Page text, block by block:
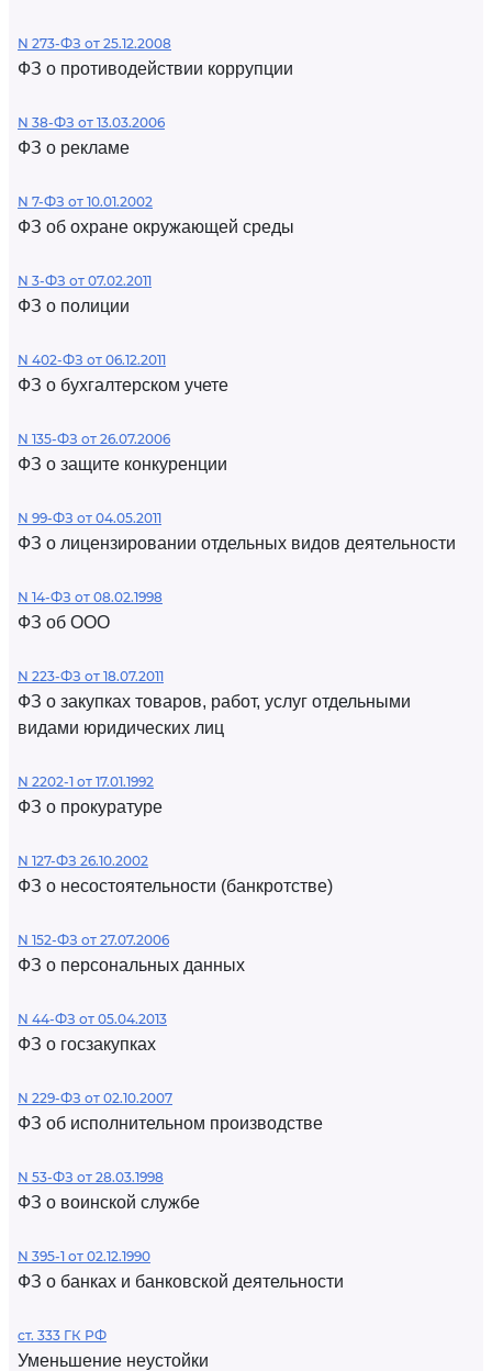
N 273-ФЗ от 25.12.2008
ФЗ о противодействии коррупции
N 38-ФЗ от 13.03.2006
ФЗ о рекламе
N 7-ФЗ от 10.01.2002
ФЗ об охране окружающей среды
N 3-ФЗ от 07.02.2011
ФЗ о полиции
N 402-ФЗ от 06.12.2011
ФЗ о бухгалтерском учете
N 135-ФЗ от 26.07.2006
ФЗ о защите конкуренции
N 99-ФЗ от 04.05.2011
ФЗ о лицензировании отдельных видов деятельности
N 14-ФЗ от 08.02.1998
ФЗ об ООО
N 223-ФЗ от 18.07.2011
ФЗ о закупках товаров, работ, услуг отдельными
видами юридических лиц
N 2202-1 от 17.01.1992
ФЗ о прокуратуре
N 127-ФЗ 26.10.2002
ФЗ о несостоятельности (банкротстве)
N 152-ФЗ от 27.07.2006
ФЗ о персональных данных
N 44-ФЗ от 05.04.2013
ФЗ о госзакупках
N 229-ФЗ от 02.10.2007
ФЗ об исполнительном производстве
N 53-ФЗ от 28.03.1998
ФЗ о воинской службе
N 395-1 от 02.12.1990
ФЗ о банках и банковской деятельности
ст. 333 ГК РФ
Уменьшение неустойки